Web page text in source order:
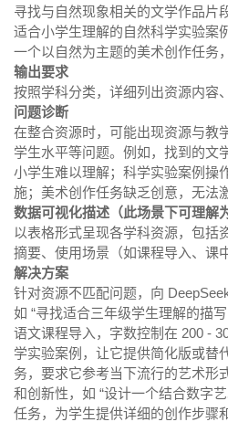
寻找与自然现象相关的文学作品片
适合小学生理解的自然科学实验案
一个以自然为主题的美术创作任务
输出要求
按照学科分类，详细列出资源内容
问题诊断
在整合资源时，可能出现资源与教
学生水平等问题。例如，找到的文
小学生难以理解；科学实验案例操
施；美术创作任务缺乏创意，无法
数据可视化描述（此场景下可理解
以表格形式呈现各学科资源，包括
摘要、使用场景（如课程导入、课
解决方案
针对资源不匹配问题，向
如 “寻找适合三年级学生理解的描
语文课程导入，字数控制在 200 -
学实验案例，让它提供简化版或替
务，要求它参考当下流行的艺术形
和创新性，如 “设计一个结合数字
任务，为学生提供详细的创作步骤